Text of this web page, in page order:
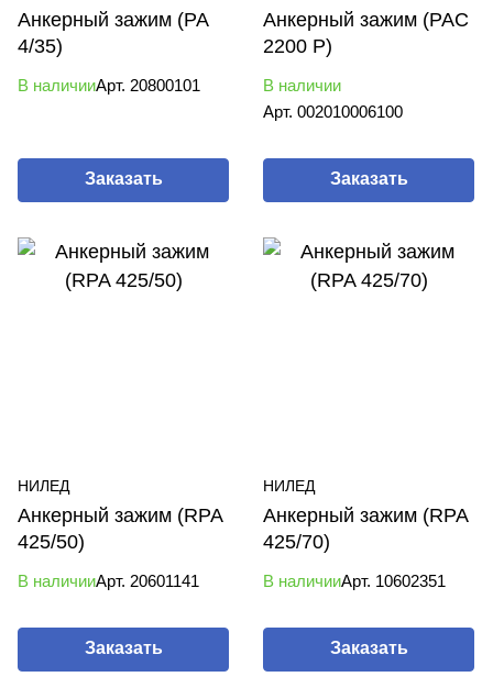
Анкерный зажим (PA
4/35)
В наличииАрт. 20800101
Заказать
Анкерный зажим (PAC
2200 P)
В наличии
Арт. 002010006100
Заказать
НИЛЕД
Анкерный зажим (RPA
425/50)
В наличииАрт. 20601141
Заказать
НИЛЕД
Анкерный зажим (RPA
425/70)
В наличииАрт. 10602351
Заказать